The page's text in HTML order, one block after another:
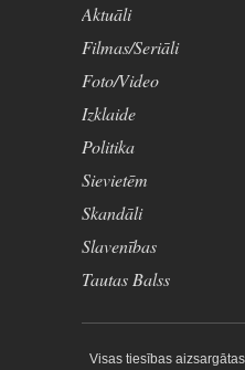
Aktuāli
Filmas/Seriāli
Foto/Video
Izklaide
Politika
Sievietēm
Skandāli
Slavenības
Tautas Balss
Visas tiesības